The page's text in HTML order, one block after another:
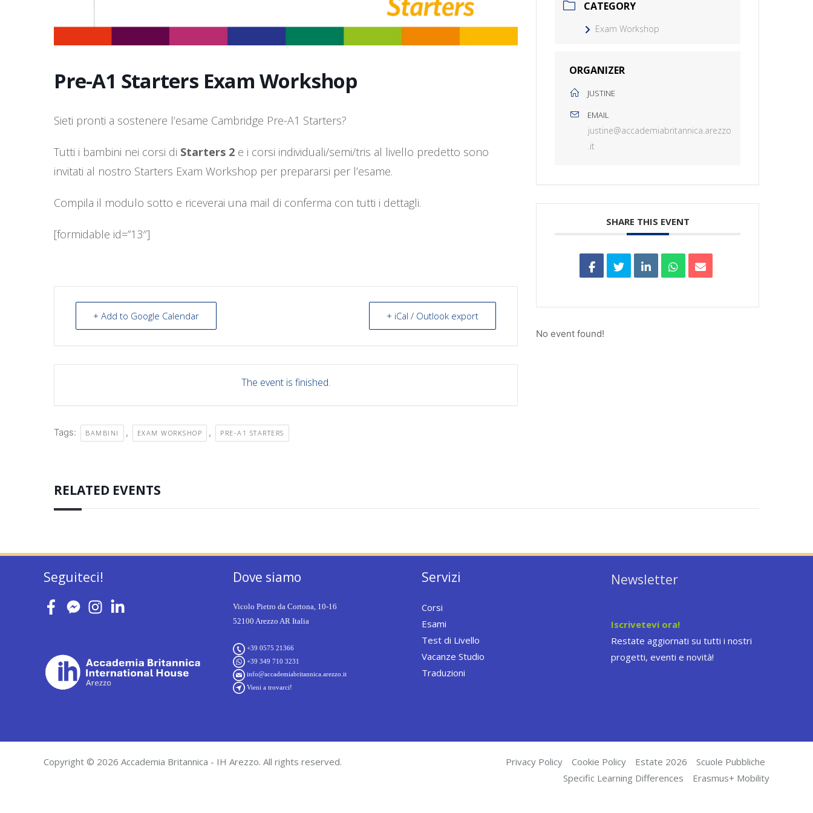
Pre-A1 Starters Exam Workshop
Sieti pronti a sostenere l’esame Cambridge Pre-A1 Starters?
Tutti i bambini nei corsi di Starters 2 e i corsi individuali/semi/tris al livello predetto sono
invitati al nostro Starters Exam Workshop per prepararsi per l’esame.
Compila il modulo sotto e riceverai una mail di conferma con tutti i dettagli.
[formidable id=”13″]
+ Add to Google Calendar + iCal / Outlook export
The event is finished.
Tags: BAMBINI , EXAM WORKSHOP , PRE-A1 STARTERS
CATEGORY
Exam Workshop
ORGANIZER
JUSTINE
EMAIL
justine@accademiabritannica.arezzo
.it
SHARE THIS EVENT
No event found!
RELATED EVENTS
Seguiteci! Dove siamo
Vicolo Pietro da Cortona, 10-16
52100 Arezzo AR Italia
+39 0575 21366
+39 349 710 3231
info@accademiabritannica.arezzo.it
Vieni a trovarci!
Servizi
Corsi
Esami
Test di Livello
Vacanze Studio
Traduzioni
Newsletter
Iscrivetevi ora!
Restate aggiornati su tutti i nostri
progetti, eventi e novità!
Copyright © 2026 Accademia Britannica - IH Arezzo. All rights reserved. Privacy Policy Cookie Policy Estate 2026
Scuole Pubbliche
Specific Learning Differences
Erasmus+ Mobility